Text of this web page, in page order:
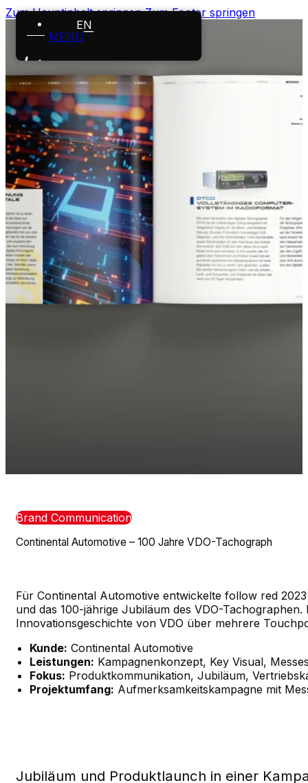
Zum Hauptinhalt springen Zum Footer springen
MENÜ
EN
Startseite
Leistungen
Projekte
Über uns
Karriere
News
Kontakt
Brand Communication
Continental Automotive – 100 Jahre VDO-Tachograph
Für Continental Automotive entwickelte follow red
und das 100-jährige Jubiläum des VDO-
Innovationsgeschichte von VDO über mehrere
Kunde: Continental Automotive
Leistungen: Kampagnenkonzept, Key Visual,
Fokus: Produktkommunikation, Jubiläum,
Projektumfang: Aufmerksamkeitskampagne mit
Jubiläum und Produktlaunch in einer